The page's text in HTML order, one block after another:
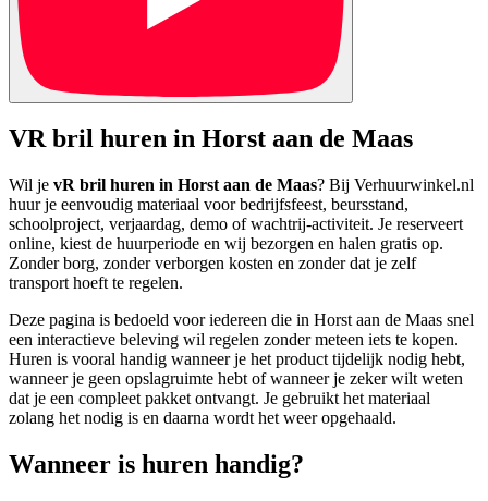
VR bril huren in Horst aan de Maas
Wil je vR bril huren in Horst aan de Maas? Bij Verhuurwinkel.nl
huur je eenvoudig materiaal voor bedrijfsfeest, beursstand,
schoolproject, verjaardag, demo of wachtrij-activiteit. Je reserveert
online, kiest de huurperiode en wij bezorgen en halen gratis op.
Zonder borg, zonder verborgen kosten en zonder dat je zelf
transport hoeft te regelen.
Deze pagina is bedoeld voor iedereen die in Horst aan de Maas snel
een interactieve beleving wil regelen zonder meteen iets te kopen.
Huren is vooral handig wanneer je het product tijdelijk nodig hebt,
wanneer je geen opslagruimte hebt of wanneer je zeker wilt weten
dat je een compleet pakket ontvangt. Je gebruikt het materiaal
zolang het nodig is en daarna wordt het weer opgehaald.
Wanneer is huren handig?